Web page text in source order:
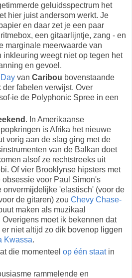
geluidsspectrum het
hier juist andersom werkt. Je
en daar zet je een paar
een gitaarlijntje, zang - en
marginale meerwaarde van
weegt niet op tegen het
en gevoel.
van Caribou bovenstaande
fabelen verwijst. Over
ie de Polyphonic Spree in een
. In Amerikaanse
is Afrika het nieuwe
vorig aan de slag ging met de
van de Balkan doet
alsof ze rechtstreeks uit
Of vier Brooklynse hipsters met
voor Paul Simon's
onvermijdelijke 'elastisch' (voor de
de gitaren) zou Chevy Chase-
maken als muzikaal
moet ik bekennen dat
niet altijd zo dik bovenop liggen
Kwassa.
die momenteel op één staatin
rammelende en